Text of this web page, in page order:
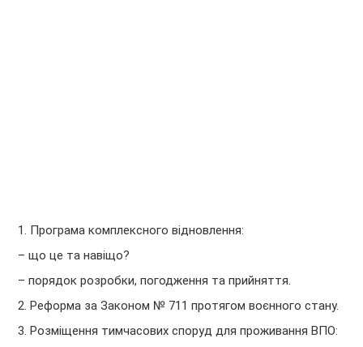
1. Програма комплексного відновлення:
– що це та навіщо?
– порядок розробки, погодження та прийняття.
2. Реформа за Законом № 711 протягом воєнного стану.
3. Розміщення тимчасових споруд для проживання ВПО: